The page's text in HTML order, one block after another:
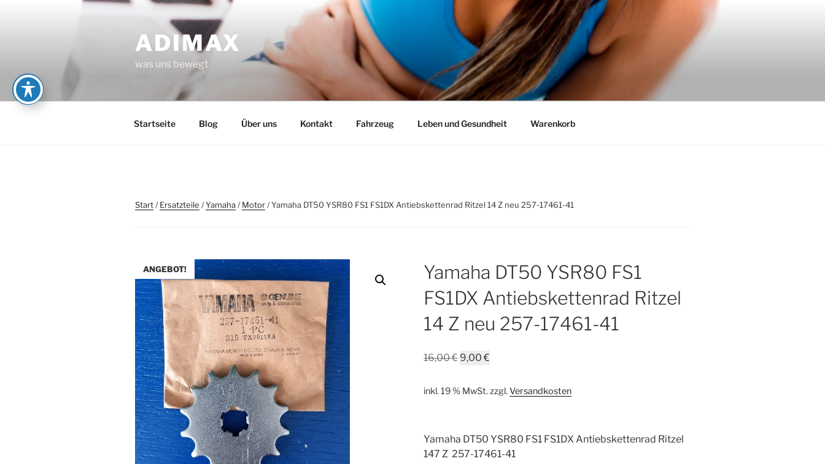
ADIMAX
was uns bewegt
Startseite Blog Über uns Kontakt Fahrzeug Leben und Gesundheit Warenkorb
Start/Ersatzteile /Yamaha/Motor/ Yamaha DT50 YSR80 FS1 FS1DX Antiebskettenrad Ritzel 14 Z neu 257-17461-41
ANGEBOT!
Yamaha DT50 YSR80 FS1
FS1DX Antiebskettenrad Ritzel
14 Z neu 257-17461-41
16,00€ Ursprünglicher
war:
9,00€
inkl. 19 % MwSt.zzgl.Versandkosten
Yamaha DT50 YSR80 FS1 FS1DX Antiebskettenrad Ritzel
147 Z 257-17461-41